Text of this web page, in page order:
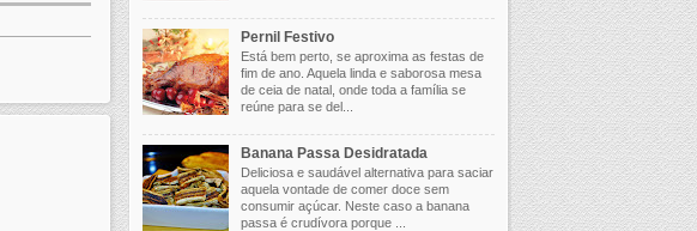
Pernil Festivo
Está bem perto, se aproxima as festas de
fim de ano. Aquela linda e saborosa mesa
de ceia de natal, onde toda a família se
reúne para se del...
Banana Passa Desidratada
Deliciosa e saudável alternativa para saciar
aquela vontade de comer doce sem
consumir açúcar. Neste caso a banana
passa é crudívora porque ...